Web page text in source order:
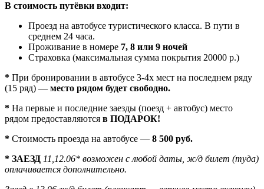
В стоимость путёвки входит:
Проезд на автобусе туристического класса. В пути в
среднем 24 часа.
Проживание в номере 7, 8 или 9 ночей
Страховка (максимальная сумма покрытия 20000 р.)
* При бронировании в автобусе 3-4х мест на последнем ряду
(15 ряд) — место рядом будет свободно.
* На первые и последние заезды (поезд + автобус) место
рядом предоставляются в ПОДАРОК!
* Стоимость проезда на автобусе — 8 500 руб.
* ЗАЕЗД 11,12.06* возможен с любой даты, ж/д билет (туда)
оплачивается дополнительно.